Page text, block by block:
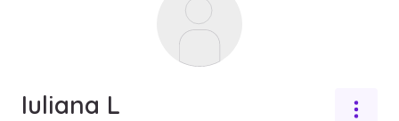
Iuliana L